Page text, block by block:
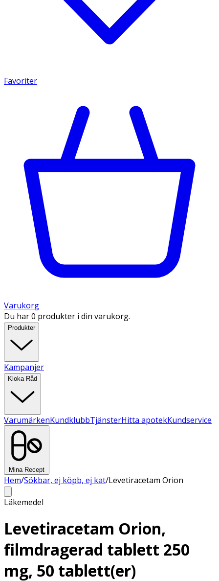
Favoriter
Varukorg
Du har 0 produkter i din varukorg.
Produkter
Kampanjer
Kloka Råd
VarumärkenKundklubbTjänsterHitta apotekKundservice
Mina Recept
Hem/Sökbar, ej köpb, ej kat/Levetiracetam Orion
Läkemedel
Levetiracetam Orion,
filmdragerad tablett 250
mg, 50 tablett(er)